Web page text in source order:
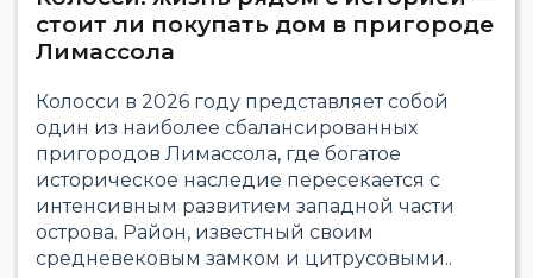
стоит ли покупать дом в пригороде
Лимассола
Колосси в 2026 году представляет собой
один из наиболее сбалансированных
пригородов Лимассола, где богатое
историческое наследие пересекается с
интенсивным развитием западной части
острова. Район, известный своим
средневековым замком и цитрусовыми..